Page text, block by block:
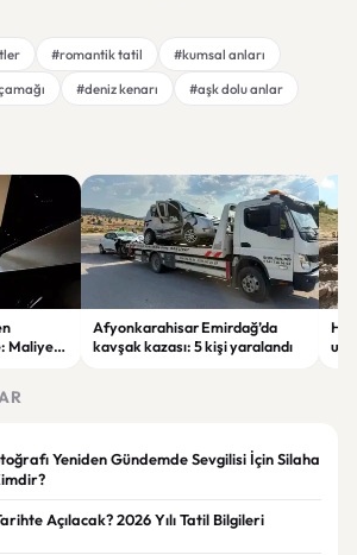
#romantik tatil
#kumsal anları
#deniz kenarı #aşk dolu anlar
Maliyet
Afyonkarahisar Emirdağ’da
kavşak kazası: 5 kişi yaralandı
Yeniden Gündemde Sevgilisi İçin Silaha
Açılacak? 2026 Yılı Tatil Bilgileri